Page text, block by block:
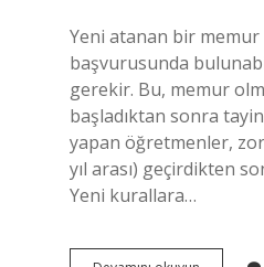
Yeni atanan bir
başvurusunda
gerekir. Bu, memur
başladıktan sonra
yapan öğretmenler,
yıl arası) geçirdikten
Yeni kurallara…